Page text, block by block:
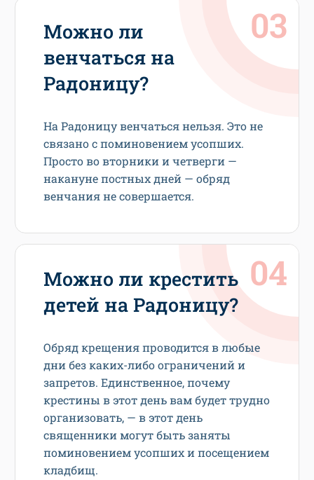
Можно ли
венчаться на
Радоницу?
На Радоницу венчаться нельзя. Это не
связано с поминовением усопших.
Просто во вторники и четверги —
накануне постных дней — обряд
венчания не совершается.
Можно ли крестить
детей на Радоницу?
Обряд крещения проводится в любые
дни без каких-либо ограничений и
запретов. Единственное, почему
крестины в этот день вам будет трудно
организовать, — в этот день
священники могут быть заняты
поминовением усопших и посещением
кладбищ.